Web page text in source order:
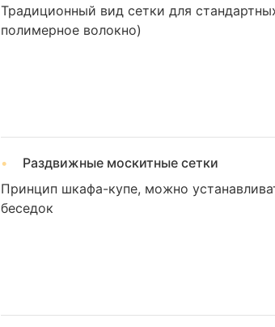
Традиционный вид сетки для
полимерное волокно)
Раздвижные москитные сетки
Принцип шкафа-купе, можно
беседок